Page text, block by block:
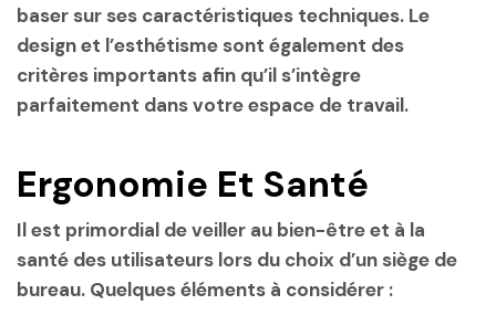
baser sur ses caractéristiques techniques. Le
design et l’esthétisme sont également des
critères importants afin qu’il s’intègre
parfaitement dans votre espace de travail.
Ergonomie Et Santé
Il est primordial de veiller au bien-être et à la
santé des utilisateurs lors du choix d’un siège de
bureau. Quelques éléments à considérer :